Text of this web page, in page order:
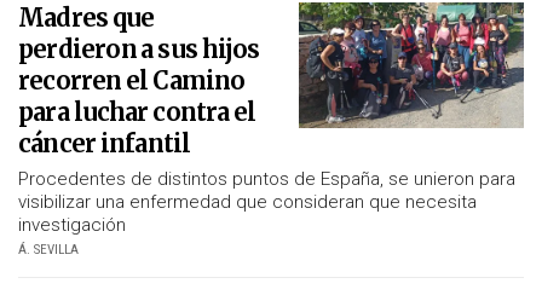
Madres que
perdieron a sus hijos
recorren el Camino
para luchar contra el
cáncer infantil
Procedentes de distintos puntos de España, se unieron para
visibilizar una enfermedad que consideran que necesita
investigación
Á. SEVILLA